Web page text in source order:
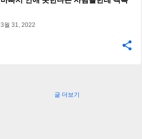
3월 31, 2022
글 더보기